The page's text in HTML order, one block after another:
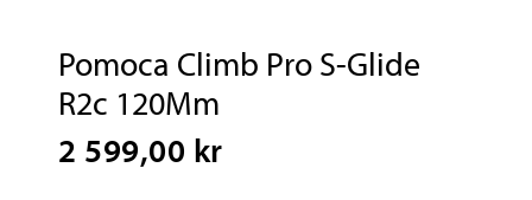
Pomoca Climb Pro S-Glide
R2c 120Mm
2 599,00 kr